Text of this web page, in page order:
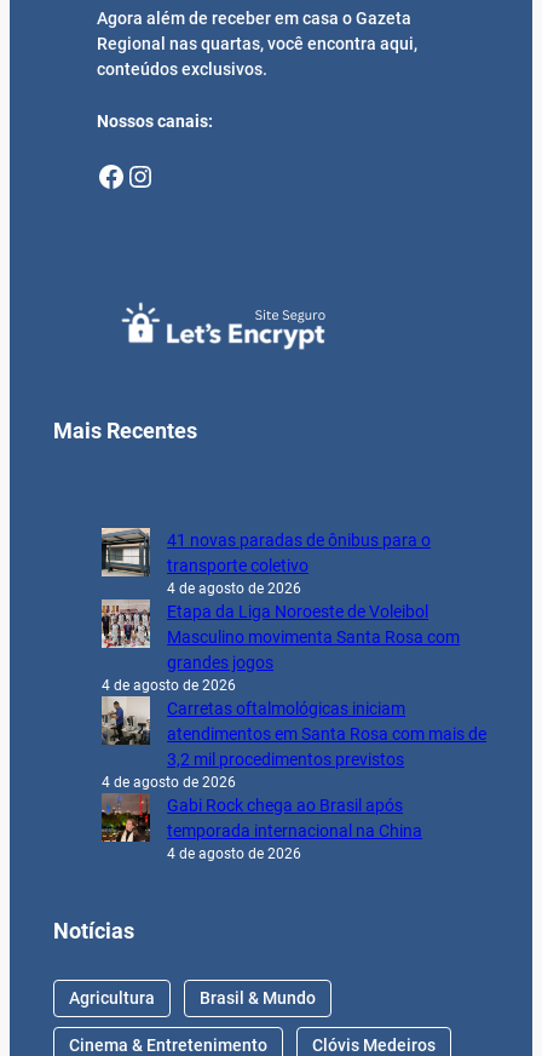
Agora além de receber em casa o Gazeta
Regional nas quartas, você encontra aqui,
conteúdos exclusivos.
Nossos canais:
Facebook Instagram
Mais Recentes
41 novas paradas de ônibus para o
transporte coletivo
4 de agosto de 2026
Etapa da Liga Noroeste de Voleibol
Masculino movimenta Santa Rosa com
grandes jogos
4 de agosto de 2026
Carretas oftalmológicas iniciam
atendimentos em Santa Rosa com mais de
3,2 mil procedimentos previstos
4 de agosto de 2026
Gabi Rock chega ao Brasil após
temporada internacional na China
4 de agosto de 2026
Notícias
Agricultura Brasil & Mundo
Cinema & Entretenimento Clóvis Medeiros